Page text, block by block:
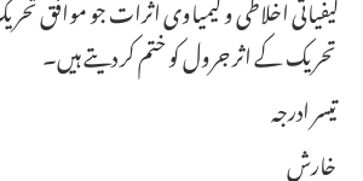
تیسر ادرجہ